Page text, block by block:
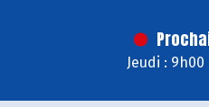
Jeudi :